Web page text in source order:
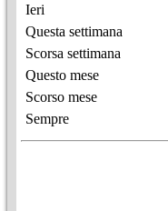
Ieri
Questa settimana
Scorsa settimana
Questo mese
Scorso mese
Sempre